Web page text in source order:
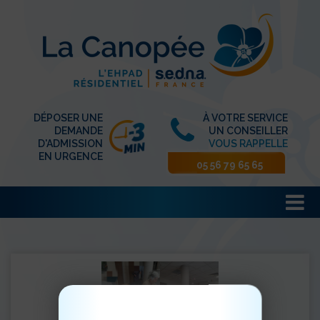
DÉPOSER UNE
DEMANDE
D'ADMISSION
EN URGENCE
À VOTRE SERVICE
UN CONSEILLER
VOUS RAPPELLE
05 56 79 65 65